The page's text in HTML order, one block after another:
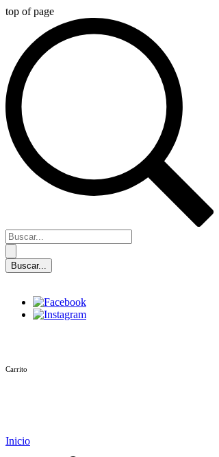
top of page
Carrito
Inicio